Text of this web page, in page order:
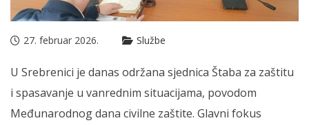
27. februar 2026. Službe
U Srebrenici je danas održana sjednica Štaba za zaštitu
i spasavanje u vanrednim situacijama, povodom
Međunarodnog dana civilne zaštite. Glavni fokus